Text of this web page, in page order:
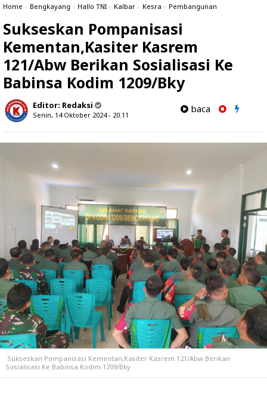
Home » Bengkayang » Hallo TNI » Kalbar » Kesra » Pembangunan
Sukseskan Pompanisasi
Kementan,Kasiter Kasrem
121/Abw Berikan Sosialisasi Ke
Babinsa Kodim 1209/Bky
Editor: Redaksi
Senin, 14 Oktober 2024 - 20.11
baca
Sukseskan Pompanisasi Kementan,Kasiter Kasrem 121/Abw Berikan
Sosialisasi Ke Babinsa Kodim 1209/Bky